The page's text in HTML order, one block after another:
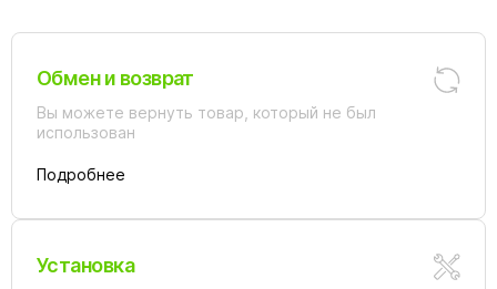
Обмен и возврат
Вы можете вернуть товар, который не был
использован
Подробнее
Установка